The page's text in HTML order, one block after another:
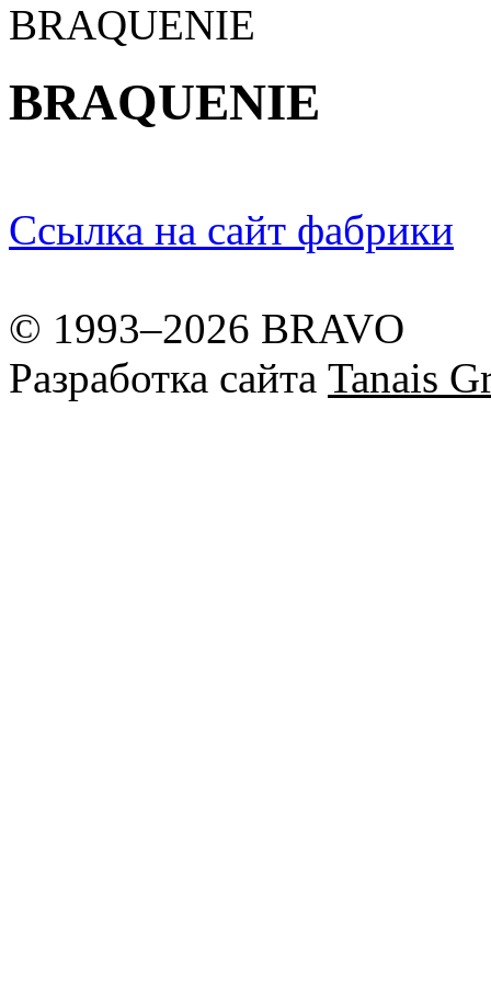
BRAQUENIE
BRAQUENIE
Ссылка на сайт фабрики
© 1993–2026 BRAVO
Разработка сайта Tanais